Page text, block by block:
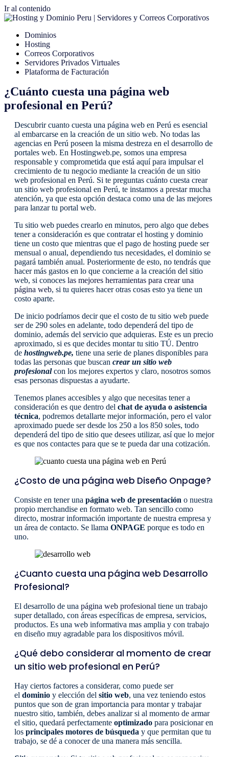
Ir al contenido
Dominios
Hosting
Correos Corporativos
Servidores Privados Virtuales
Plataforma de Facturación
¿Cuánto cuesta una página web
profesional en Perú?
Descubrir cuanto cuesta una página web en Perú es esencial
al embarcarse en la creación de un sitio web. No todas las
agencias en Perú poseen la misma destreza en el desarrollo de
portales web. En Hostingweb.pe, somos una empresa
responsable y comprometida que está aquí para impulsar el
crecimiento de tu negocio mediante la creación de un sitio
web profesional en Perú. Si te preguntas cuánto cuesta crear
un sitio web profesional en Perú, te instamos a prestar mucha
atención, ya que esta opción destaca como una de las mejores
para lanzar tu portal web.
Tu sitio web puedes crearlo en minutos, pero algo que debes
tener a consideración es que contratar el hosting y dominio
tiene un costo que mientras que el pago de hosting puede ser
mensual o anual, dependiendo tus necesidades, el dominio se
pagará también anual. Posteriormente de esto, no tendrás que
hacer más gastos en lo que concierne a la creación del sitio
web, si conoces las mejores herramientas para crear una
página web, si tu quieres hacer otras cosas esto ya tiene un
costo aparte.
De inicio podríamos decir que el costo de tu sitio web puede
ser de 290 soles en adelante, todo dependerá del tipo de
dominio, además del servicio que adquieras. Este es un precio
aproximado, si es que decides montar tu sitio TÚ. Dentro
de hostingweb.pe, tiene una serie de planes disponibles para
todas las personas que buscan crear un sitio web
profesionalcon los mejores expertos y claro, nosotros somos
esas personas dispuestas a ayudarte.
Tenemos planes accesibles y algo que necesitas tener a
consideración es que dentro del chat de ayuda o asistencia
técnica, podremos detallarte mejor información, pero el valor
aproximado puede ser desde los 250 a los 850 soles, todo
dependerá del tipo de sitio que desees utilizar, así que lo mejor
es que nos contactes para que se te pueda dar una cotización.
¿Costo de una página web Diseño Onpage?
Consiste en tener una página web de presentación o nuestra
propio merchandise en formato web. Tan sencillo como
directo, mostrar información importante de nuestra empresa y
un área de contacto. Se llama ONPAGE porque es todo en
uno.
¿Cuanto cuesta una página web Desarrollo
Profesional?
El desarrollo de una página web profesional tiene un trabajo
super detallado, con áreas específicas de empresa, servicios,
productos. Es una web informativa mas amplia y con trabajo
en diseño muy agradable para los dispositivos móvil.
¿Qué debo considerar al momento de crear
un sitio web profesional en Perú?
Hay ciertos factores a considerar, como puede ser
el dominio y elección del sitio web, una vez teniendo estos
puntos que son de gran importancia para montar y trabajar
nuestro sitio, también, debes analizar si al momento de armar
el sitio, quedará perfectamente optimizado para posicionar en
los principales motores de búsqueda y que permitan que tu
trabajo, se dé a conocer de una manera más sencilla.